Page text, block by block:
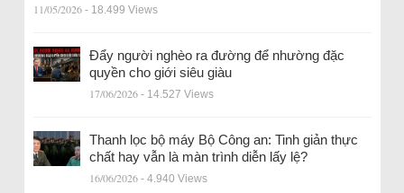
11/05/2026 - 18.499 Views
Đẩy người nghèo ra đường để nhường đặc
quyền cho giới siêu giàu
17/06/2026 - 14.527 Views
Thanh lọc bộ máy Bộ Công an: Tinh giản thực
chất hay vẫn là màn trình diễn lấy lệ?
16/06/2026 - 4.940 Views